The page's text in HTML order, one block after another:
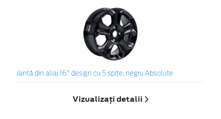
Jantă din aliaj 16" design cu 5 spițe, negru Absolute
Vizualizați detalii